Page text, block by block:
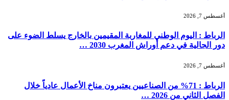
أغسطس 7, 2026
الرباط : اليوم الوطني للمغاربة المقيمين بالخارج يسلط الضوء على
دور الجالية في دعم أوراش المغرب 2030 …
أغسطس 7, 2026
الرباط : 71% من الصناعيين يعتبرون مناخ الأعمال عادياً خلال
الفصل الثاني من 2026 …